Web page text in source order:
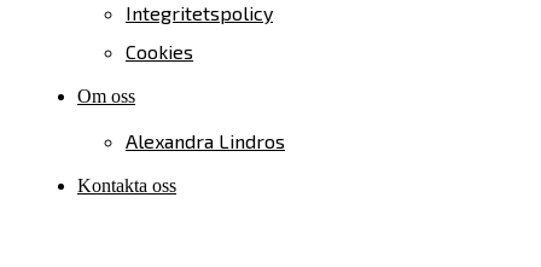
Integritetspolicy
Cookies
Om oss
Alexandra Lindros
Kontakta oss